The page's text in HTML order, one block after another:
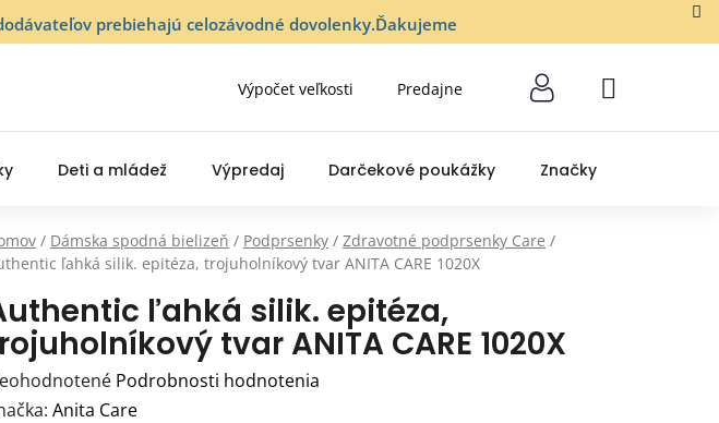
prebiehajú celozávodné dovolenky.Ďakujeme
Výpočet veľkosti Predajne
NÁKUPNÝ
Deti a mládež Výpredaj Darčekové poukážky Značky
/ Dámska spodná bielizeň / Podprsenky / Zdravotné podprsenky Care /
ľahká silik. epitéza, trojuholníkový tvar ANITA CARE 1020X
ľahká silik. epitéza,
tvar ANITA CARE 1020X
Podrobnosti hodnotenia
Anita Care